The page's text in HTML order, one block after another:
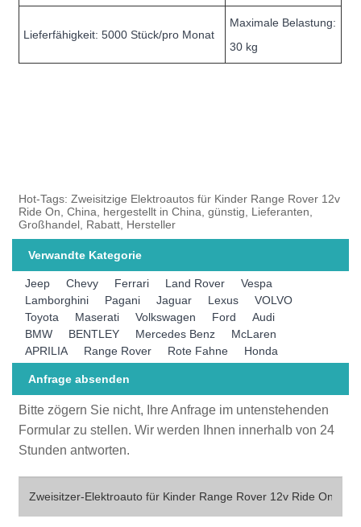
Lieferfähigkeit: 5000 Stück/pro Monat
Maximale Belastung:
30 kg
Hot-Tags: Zweisitzige Elektroautos für Kinder Range Rover 12v
Ride On, China, hergestellt in China, günstig, Lieferanten,
Großhandel, Rabatt, Hersteller
Verwandte Kategorie
Jeep Chevy Ferrari Land Rover
Vespa
Lamborghini
Pagani Jaguar Lexus
VOLVO
Toyota
Maserati Volkswagen Ford
Audi
BMW
BENTLEY Mercedes Benz
McLaren
APRILIA
Range Rover Rote Fahne Honda
Anfrage absenden
Bitte zögern Sie nicht, Ihre Anfrage im untenstehenden
Formular zu stellen. Wir werden Ihnen innerhalb von 24
Stunden antworten.